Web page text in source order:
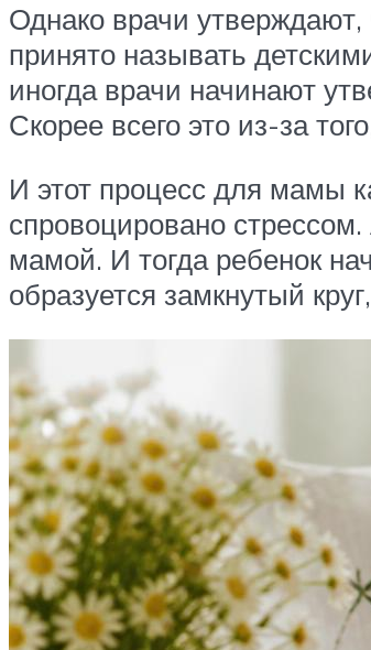
Однако врачи
принято называть
иногда врачи начинают
Скорее всего это из-за
И этот процесс для мамы
спровоцировано
мамой. И тогда ребенок
образуется замкнутый